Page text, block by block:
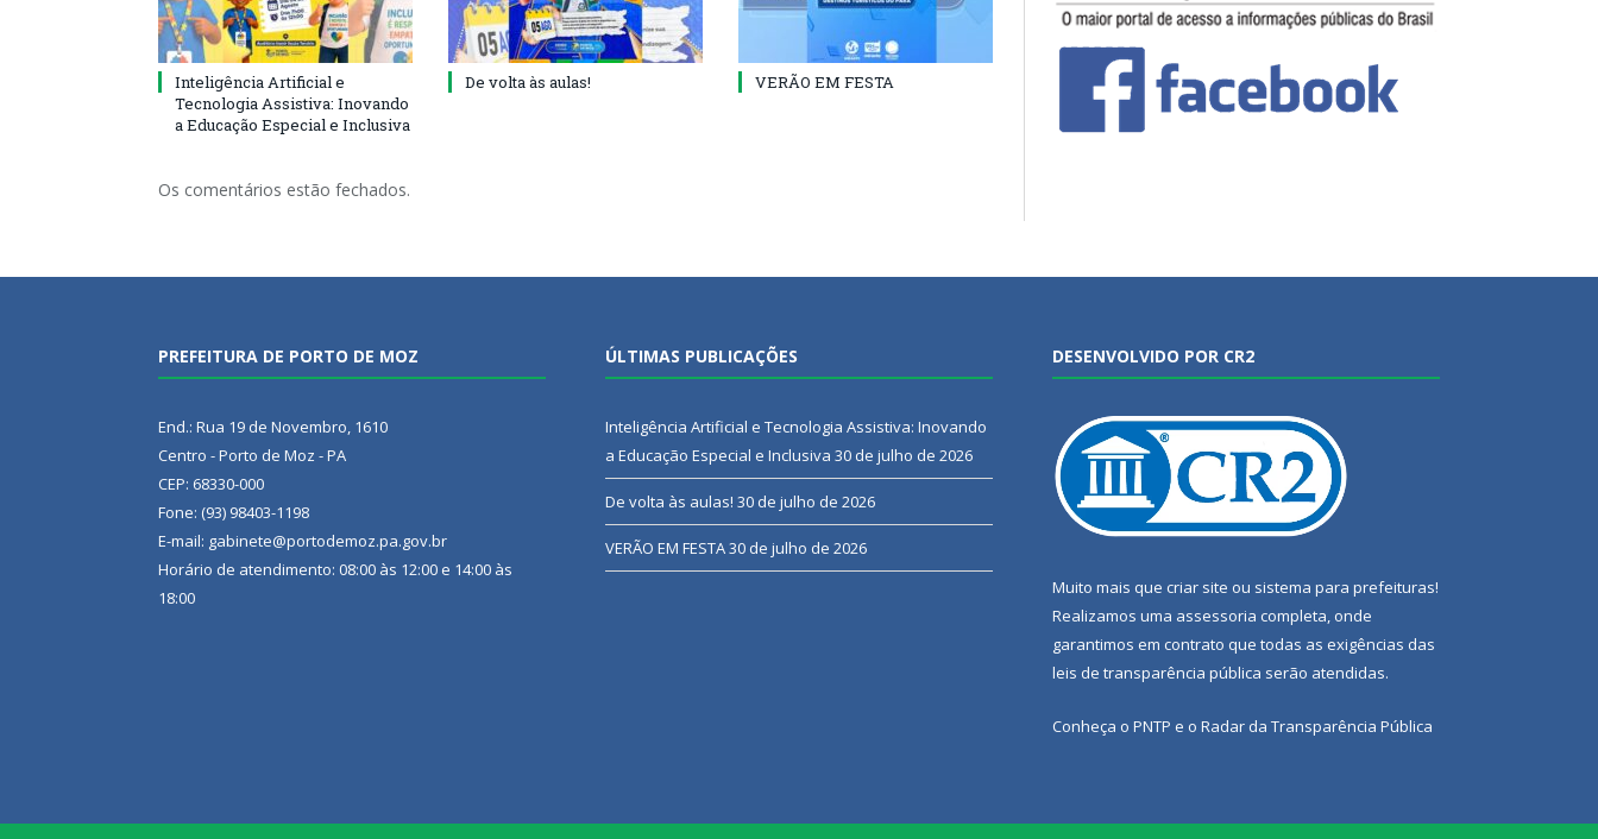
Inteligência Artificial e
Tecnologia Assistiva: Inovando
a Educação Especial e Inclusiva
De volta às aulas! VERÃO EM FESTA
Os comentários estão fechados.
PREFEITURA DE PORTO DE MOZ
End.: Rua 19 de Novembro, 1610
Centro - Porto de Moz - PA
CEP: 68330-000
Fone: (93) 98403-1198
E-mail: gabinete@portodemoz.pa.gov.br
Horário de atendimento: 08:00 às 12:00 e 14:00 às
18:00
ÚLTIMAS PUBLICAÇÕES
Inteligência Artificial e Tecnologia Assistiva: Inovando
a Educação Especial e Inclusiva 30 de julho de 2026
De volta às aulas! 30 de julho de 2026
VERÃO EM FESTA30 de julho de 2026
DESENVOLVIDO POR CR2
Muito mais que criar site ou sistema para prefeituras!
Realizamos uma assessoria completa, onde
garantimos em contrato que todas as exigências das
leis de transparência pública serão atendidas.
Conheça o PNTP e o Radar da Transparência Pública